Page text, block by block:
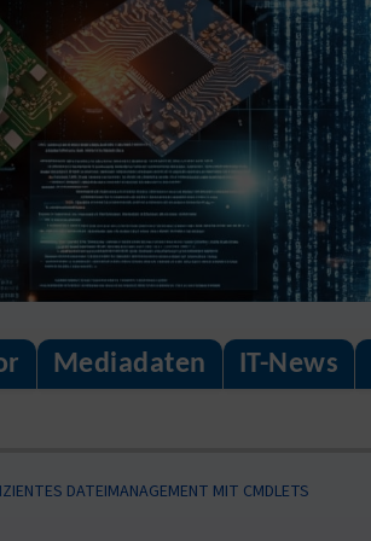
Mediadaten IT-News
DATEIMANAGEMENT MIT CMDLETS